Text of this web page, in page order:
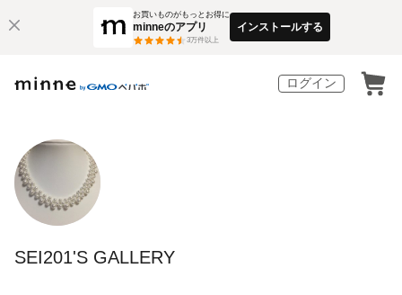
お買いものがもっとお得に
minneのアプリ
3万件以上
インストールする
ログイン
SEI201'S GALLERY